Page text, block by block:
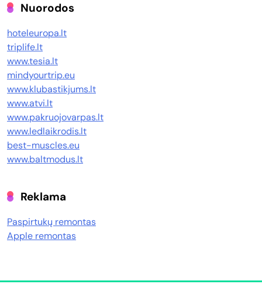
Nuorodos
hoteleuropa.lt
triplife.lt
www.tesia.lt
mindyourtrip.eu
www.klubastikjums.lt
www.atvi.lt
www.pakruojovarpas.lt
www.ledlaikrodis.lt
best-muscles.eu
www.baltmodus.lt
Reklama
Paspirtukų remontas
Apple remontas